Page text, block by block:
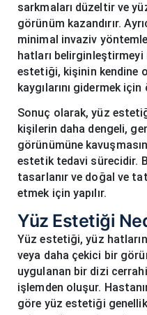
sarkmaları düzeltir ve
görünüm kazandırır.
minimal invaziv
hatları belirginleştirmeyi
estetiği, kişinin kendine
kaygılarını gidermek
Sonuç olarak, yüz
kişilerin daha dengeli,
görünümüne
estetik tedavi sürecidir.
tasarlanır ve doğal ve
etmek için yapılır.
Yüz Estetiği
Yüz estetiği, yüz
veya daha çekici bir
uygulanan bir dizi
işlemden oluşur.
göre yüz estetiği